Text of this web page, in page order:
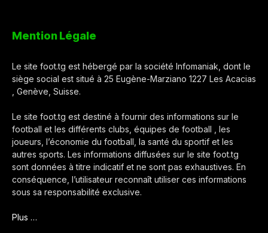
Mention Légale
Le site foot.tg est hébergé par la société Infomaniak, dont le
siège social est situé à 25 Eugène-Marziano 1227 Les Acacias
, Genève, Suisse.
Le site foot.tg est destiné à fournir des informations sur le
football et les différents clubs, équipes de football , les
joueurs, l’économie du football, la santé du sportif et les
autres sports. Les informations diffusées sur le site foot.tg
sont données à titre indicatif et ne sont pas exhaustives. En
conséquence, l’utilisateur reconnaît utiliser ces informations
sous sa responsabilité exclusive.
Plus …